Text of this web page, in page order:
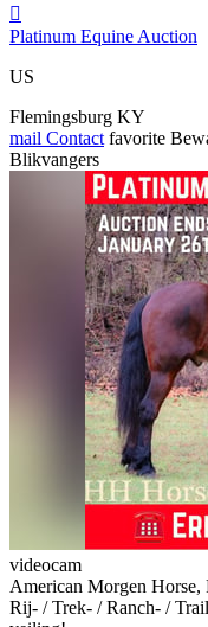

Platinum Equine Auction
US
Flemingsburg KY
mail Contact favorite
Blikvangers
videocam
American Morgen Horse,
Rij- / Trek- / Ranch- /